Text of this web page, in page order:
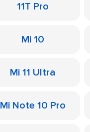
11T Pro
Mi 10
Mi 11 Ultra
Mi Note 10 Pro